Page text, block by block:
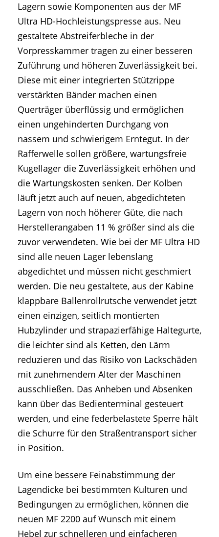
Lagern sowie Komponenten aus der MF
Ultra HD-Hochleistungspresse aus. Neu
gestaltete Abstreiferbleche in der
Vorpresskammer tragen zu einer besseren
Zuführung und höheren Zuverlässigkeit bei.
Diese mit einer integrierten Stützrippe
verstärkten Bänder machen einen
Querträger überflüssig und ermöglichen
einen ungehinderten Durchgang von
nassem und schwierigem Erntegut. In der
Rafferwelle sollen größere, wartungsfreie
Kugellager die Zuverlässigkeit erhöhen und
die Wartungskosten senken. Der Kolben
läuft jetzt auch auf neuen, abgedichteten
Lagern von noch höherer Güte, die nach
Herstellerangaben 11 % größer sind als die
zuvor verwendeten. Wie bei der MF Ultra HD
sind alle neuen Lager lebenslang
abgedichtet und müssen nicht geschmiert
werden. Die neu gestaltete, aus der Kabine
klappbare Ballenrollrutsche verwendet jetzt
einen einzigen, seitlich montierten
Hubzylinder und strapazierfähige Haltegurte,
die leichter sind als Ketten, den Lärm
reduzieren und das Risiko von Lackschäden
mit zunehmendem Alter der Maschinen
ausschließen. Das Anheben und Absenken
kann über das Bedienterminal gesteuert
werden, und eine federbelastete Sperre hält
die Schurre für den Straßentransport sicher
in Position.
Um eine bessere Feinabstimmung der
Lagendicke bei bestimmten Kulturen und
Bedingungen zu ermöglichen, können die
neuen MF 2200 auf Wunsch mit einem
Hebel zur schnelleren und einfacheren